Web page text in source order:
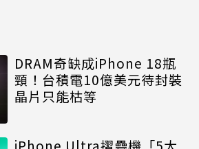
DRAM奇缺成iPhone 18瓶
頸！台積電10億美元待封裝
晶片只能枯等
iPhone Ultra摺疊機「5大